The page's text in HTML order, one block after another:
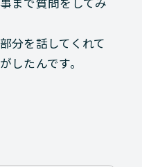
分を話してくれて
したんです。